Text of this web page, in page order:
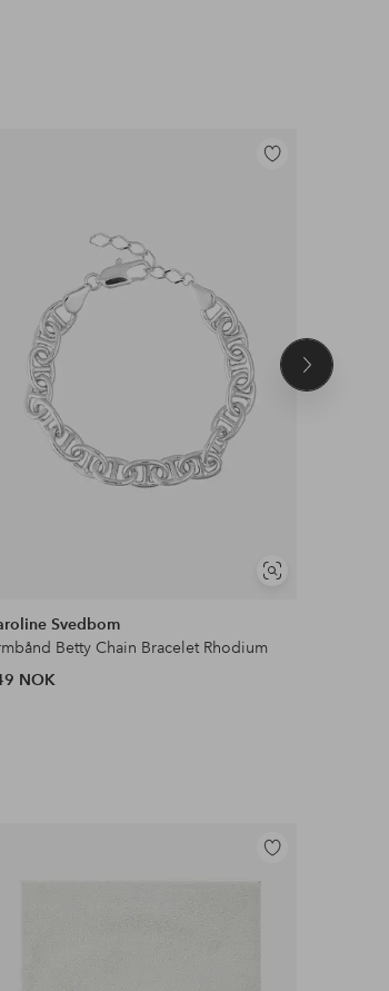
Vis
Legg
Svedbom
Betty Chain Bracelet Rhodium
NOK
Neste
Legg
til